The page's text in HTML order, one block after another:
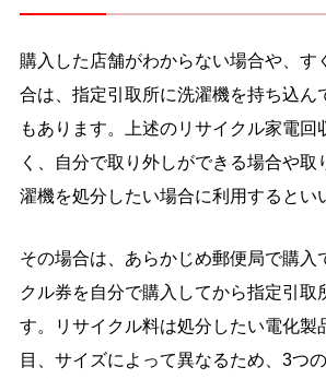
購入した店舗がわからない場合や、す
合は、指定引取所に洗濯機を持ち込ん
もあります。上述のリサイクル家電回
く、自分で取り外しができる場合や取
濯機を処分したい場合に利用するとい
その場合は、あらかじめ郵便局で購入
クル券を自分で購入してから指定引取
す。リサイクル料は処分したい電化製
目、サイズによって異なるため、3つ